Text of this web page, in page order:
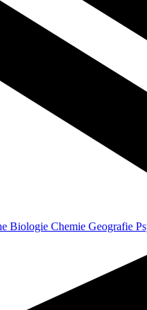
Biologie Chemie Geografie